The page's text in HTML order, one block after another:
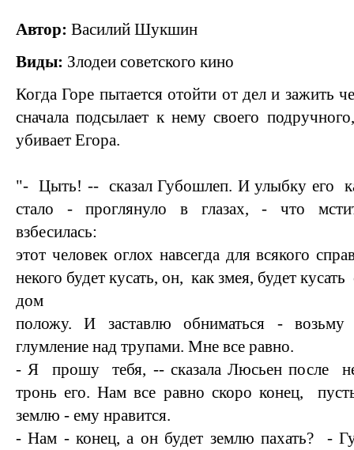
Автор: Василий Шукшин
Виды: Злодеи советского кино
Когда Горе пытается отойти от дел и зажить
сначала подсылает к нему своего
убивает Егора.
"- Цыть! -- сказал Губошлеп. И улыбку его
стало - проглянуло в глазах, - что
взбесилась:
этот человек оглох навсегда для всякого
некого будет кусать, он, как змея, будет
дом
положу. И заставлю обниматься -
глумление над трупами. Мне все равно.
- Я прошу тебя, -- сказала Люсьен после
тронь его. Нам все равно скоро конец,
землю - ему нравится.
- Нам - конец, а он будет землю пахать? -